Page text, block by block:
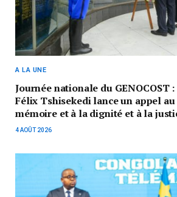
A LA UNE
Journée nationale du GENOCOST
Félix Tshisekedi lance un appel
mémoire et à la dignité et à la
4 AOÛT 2026